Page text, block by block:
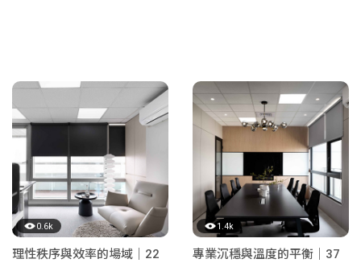
0.6k
理性秩序與效率的場域｜22
1.4k
專業沉穩與溫度的平衡｜37